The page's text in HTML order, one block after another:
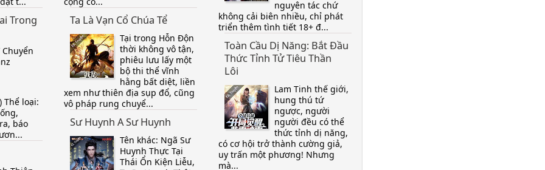
Trong
Chuyển
Thể loại:
báo
Ta Là Vạn Cổ Chúa Tể
Tại trong Hỗn Độn
thời không vô tận,
phiêu lưu lấy một
bộ thi thể vĩnh
hằng bất diệt, liền
xem như thiên địa sụp đổ, cũng
vô pháp rung chuyể...
Sư Huynh A Sư Huynh
Tên khác: Ngã Sư
Huynh Thực Tại
Thái Ổn Kiện Liễu,
nguyên tác chứ
không cải biên nhiều, chỉ phát
triển thêm tình tiết 18+ đ...
Toàn Cầu Dị Năng: Bắt Đầu
Thức Tỉnh Tử Tiêu Thần
Lôi
Lam Tinh thế giới,
hung thú tứ
ngược, người
người đều có thể
thức tỉnh dị năng,
có cơ hội trở thành cường giả,
uy trấn một phương! Nhưng
mà...